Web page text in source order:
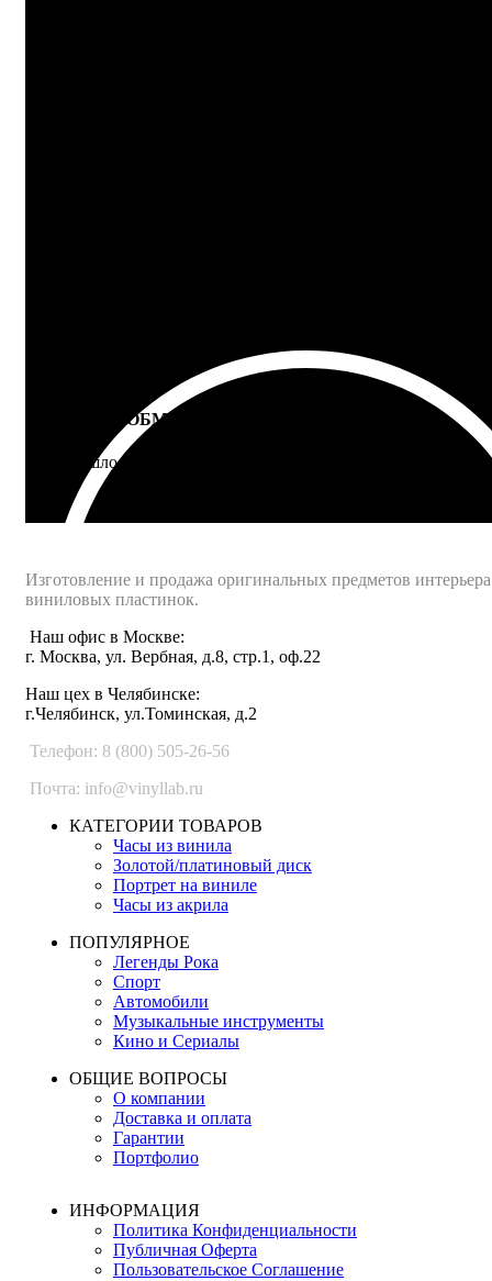
ВОЗВРАТ И ОБМЕН
Не подошло - вернем деньги
Изготовление и продажа оригинальных предметов
виниловых пластинок.
Наш офис в Москве:
г. Москва, ул. Вербная, д.8, стр.1, оф.22
Наш цех в Челябинске:
г.Челябинск, ул.Томинская, д.2
Телефон: 8 (800) 505-26-56
Почта: info@vinyllab.ru
КАТЕГОРИИ ТОВАРОВ
Часы из винила
Золотой/платиновый диск
Портрет на виниле
Часы из акрила
ПОПУЛЯРНОЕ
Легенды Рока
Спорт
Автомобили
Музыкальные инструменты
Кино и Сериалы
ОБЩИЕ ВОПРОСЫ
О компании
Доставка и оплата
Гарантии
Портфолио
ИНФОРМАЦИЯ
Политика Конфиденциальности
Публичная Оферта
Пользовательское Соглашение